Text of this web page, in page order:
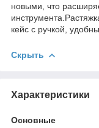
новыми, что
кейс с ручкой,
Скрыть
Характеристики
Основные